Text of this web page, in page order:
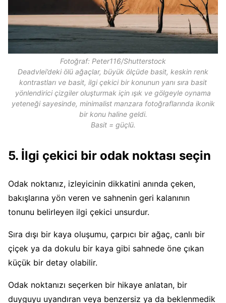
Fotoğraf: Peter116/Shutterstock
Deadvlei’deki ölü ağaçlar, büyük ölçüde basit, keskin renk
kontrastları ve basit, ilgi çekici bir konunun yanı sıra basit
yönlendirici çizgiler oluşturmak için ışık ve gölgeyle oynama
yeteneği sayesinde, minimalist manzara fotoğraflarında ikonik
bir konu haline geldi.
Basit = güçlü.
5. İlgi çekici bir odak noktası seçin
Odak noktanız, izleyicinin dikkatini anında çeken,
bakışlarına yön veren ve sahnenin geri kalanının
tonunu belirleyen ilgi çekici unsurdur.
Sıra dışı bir kaya oluşumu, çarpıcı bir ağaç, canlı bir
çiçek ya da dokulu bir kaya gibi sahnede öne çıkan
küçük bir detay olabilir.
Odak noktanızı seçerken bir hikaye anlatan, bir
duyguyu uyandıran veya benzersiz ya da beklenmedik